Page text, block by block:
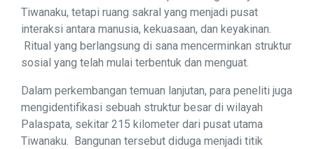
Tiwanaku, tetapi ruang sakral yang menjadi pusat
interaksi antara manusia, kekuasaan, dan keyakinan.
Ritual yang berlangsung di sana mencerminkan struktur
sosial yang telah mulai terbentuk dan menguat.
Dalam perkembangan temuan lanjutan, para peneliti juga
mengidentifikasi sebuah struktur besar di wilayah
Palaspata, sekitar 215 kilometer dari pusat utama
Tiwanaku. Bangunan tersebut diduga menjadi titik